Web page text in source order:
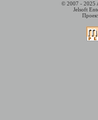
© 2007 - 2025
Jelsoft